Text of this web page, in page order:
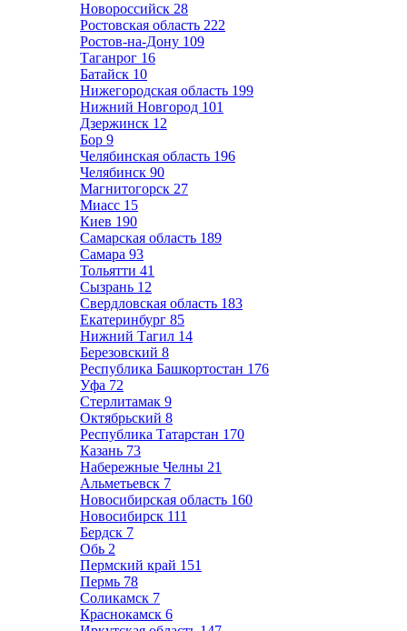
Новороссийск 28
Ростовская область 222
Ростов-на-Дону 109
Таганрог 16
Батайск 10
Нижегородская область 199
Нижний Новгород 101
Дзержинск 12
Бор 9
Челябинская область 196
Челябинск 90
Магнитогорск 27
Миасс 15
Киев 190
Самарская область 189
Самара 93
Тольятти 41
Сызрань 12
Свердловская область 183
Екатеринбург 85
Нижний Тагил 14
Березовский 8
Республика Башкортостан 176
Уфа 72
Стерлитамак 9
Октябрьский 8
Республика Татарстан 170
Казань 73
Набережные Челны 21
Альметьевск 7
Новосибирская область 160
Новосибирск 111
Бердск 7
Обь 2
Пермский край 151
Пермь 78
Соликамск 7
Краснокамск 6